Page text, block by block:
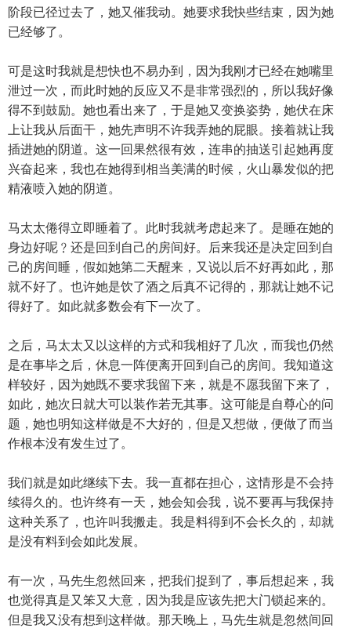
阶段已径过去了，她又催我动。她要求我快些结束，因为她
已经够了。
可是这时我就是想快也不易办到，因为我刚才已经在她嘴里
泄过一次，而此时她的反应又不是非常强烈的，所以我好像
得不到鼓励。她也看出来了，于是她又变换姿势，她伏在床
上让我从后面干，她先声明不许我弄她的屁眼。接着就让我
插进她的阴道。这一回果然很有效，连串的抽送引起她再度
兴奋起来，我也在她得到相当美满的时候，火山暴发似的把
精液喷入她的阴道。
马太太倦得立即睡着了。此时我就考虑起来了。是睡在她的
身边好呢﹖还是回到自己的房间好。后来我还是决定回到自
己的房间睡，假如她第二天醒来，又说以后不好再如此，那
就不好了。也许她是饮了酒之后真不记得的，那就让她不记
得好了。如此就多数会有下一次了。
之后，马太太又以这样的方式和我相好了几次，而我也仍然
是在事毕之后，休息一阵便离开回到自己的房间。我知道这
样较好，因为她既不要求我留下来，就是不愿我留下来了，
如此，她次日就大可以装作若无其事。这可能是自尊心的问
题，她也明知这样做是不大好的，但是又想做，便做了而当
作根本没有发生过了。
我们就是如此继续下去。我一直都在担心，这情形是不会持
续得久的。也许终有一天，她会知会我，说不要再与我保持
这种关系了，也许叫我搬走。我是料得到不会长久的，却就
是没有料到会如此发展。
有一次，马先生忽然回来，把我们捉到了，事后想起来，我
也觉得真是又笨又大意，因为我是应该先把大门锁起来的。
但是我又没有想到这样做。那天晚上，马先生就是忽然间回